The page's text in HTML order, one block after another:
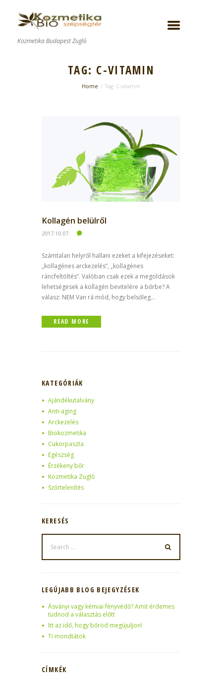
Kozmetika Budapest Zugló
TAG: C-VITAMIN
Home Tag: C-vitamin
Kollagén belülről
2017.10.07.
Számtalan helyről hallani ezeket a kifejezéseket:
„kollagénes arckezelés”, „kollagénes
ráncfeltöltés”. Valóban csak ezek a megoldások
lehetségesek a kollagén bevitelére a bőrbe? A
válasz: NEM Van rá mód, hogy belsőleg...
READ MORE
KATEGÓRIÁK
Ajándékutalvány
Anti-aging
Arckezelés
Biokozmetika
Cukorpaszta
Egészség
Érzékeny bőr
Kozmetika Zugló
Szőrtelenítés
KERESÉS
LEGÚJABB BLOG BEJEGYZÉSEK
Ásványi vagy kémiai fényvédő? Amit érdemes
tudnod a választás előtt
Itt az idő, hogy bőröd megújuljon!
Ti mondtátok
CÍMKÉK